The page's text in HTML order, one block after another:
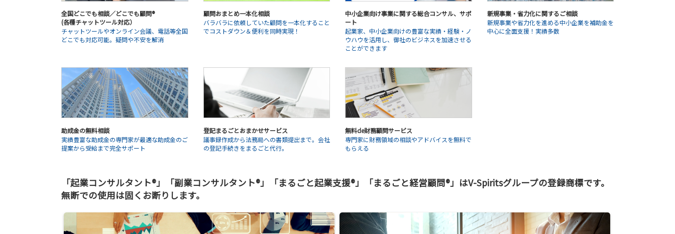
全国どこでも相談／どこでも顧問®
(各種チャットツール対応）
チャットツールやオンライン会議、電話等全国
どこでも対応可能。疑問や不安を解消
顧問おまとめ一本化相談
バラバラに依頼していた顧問を一本化すること
でコストダウン＆便利を同時実現！
中小企業向け事業に関する総合コンサル、サポ
ート
起業家、中小企業向けの豊富な実績・経験・ノ
ウハウを活用し、御社のビジネスを加速させる
ことができます
新規事業・省力化に関するご相談
新規事業や省力化を進める中小企業を補助金を
中心に全面支援！実績多数
助成金の無料相談
実績豊富な助成金の専門家が最適な助成金のご
提案から受給まで完全サポート
登記まるごとおまかせサービス
議事録作成から法務局への書類提出まで。会社
の登記手続きをまるごと代行。
無料de財務顧問サービス
専門家に財務領域の相談やアドバイスを無料で
もらえる
「起業コンサルタント®」「副業コンサルタント®」「まるごと起業支援®」「まるごと経営顧問®」はV-Spiritsグループの登録商標です。
無断での使用は固くお断りします。